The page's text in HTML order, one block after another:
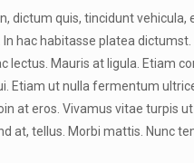
dictum quis, tincidunt
hac habitasse platea
lectus. Mauris at ligula. Etiam
Etiam ut nulla fermentum
at eros. Vivamus vitae turpis
at, tellus. Morbi mattis. Nunc